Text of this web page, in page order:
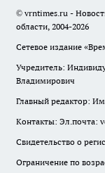
© vrntimes.ru -
области, 2004-2026
Сетевое издание
Учредитель:
Владимирович
Главный редактор:
Контакты: Эл.почта:
Свидетельство о
Ограничение по